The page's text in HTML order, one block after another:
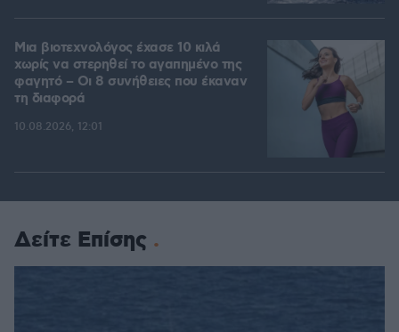
Μια βιοτεχνολόγος έχασε 10 κιλά
χωρίς να στερηθεί το αγαπημένο της
φαγητό – Οι 8 συνήθειες που έκαναν
τη διαφορά
10.08.2026, 12:01
Δείτε Επίσης